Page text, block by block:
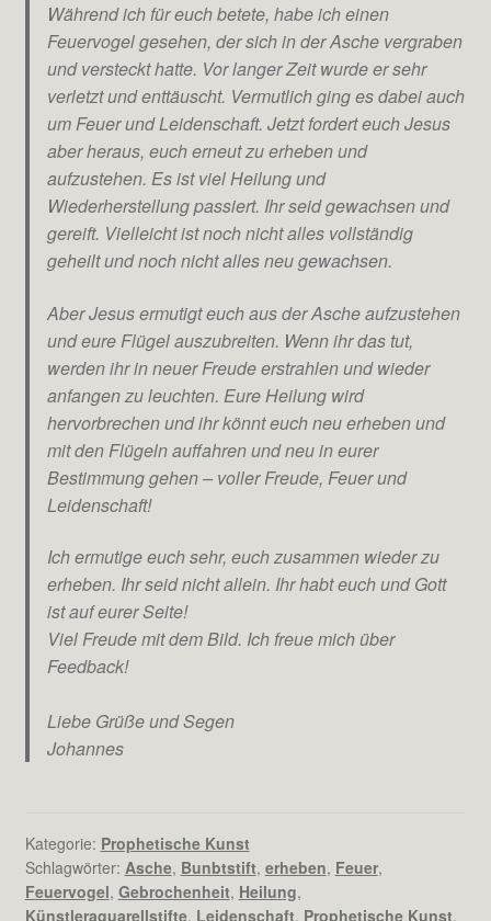
Während ich für euch betete, habe ich einen
Feuervogel gesehen, der sich in der Asche vergraben
und versteckt hatte. Vor langer Zeit wurde er sehr
verletzt und enttäuscht. Vermutlich ging es dabei auch
um Feuer und Leidenschaft. Jetzt fordert euch Jesus
aber heraus, euch erneut zu erheben und
aufzustehen. Es ist viel Heilung und
Wiederherstellung passiert. Ihr seid gewachsen und
gereift. Vielleicht ist noch nicht alles vollständig
geheilt und noch nicht alles neu gewachsen.
Aber Jesus ermutigt euch aus der Asche aufzustehen
und eure Flügel auszubreiten. Wenn ihr das tut,
werden ihr in neuer Freude erstrahlen und wieder
anfangen zu leuchten. Eure Heilung wird
hervorbrechen und ihr könnt euch neu erheben und
mit den Flügeln auffahren und neu in eurer
Bestimmung gehen – voller Freude, Feuer und
Leidenschaft!
Ich ermutige euch sehr, euch zusammen wieder zu
erheben. Ihr seid nicht allein. Ihr habt euch und Gott
ist auf eurer Seite!
Viel Freude mit dem Bild. Ich freue mich über
Feedback!
Liebe Grüße und Segen
Johannes
Kategorie: Prophetische Kunst
Schlagwörter: Asche, Bunbtstift, erheben, Feuer,
Feuervogel, Gebrochenheit, Heilung,
Künstleraquarellstifte, Leidenschaft, Prophetische Kunst,